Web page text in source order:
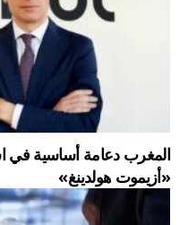
المغرب دعامة أساسية في
«أزيموت هولدينغ»